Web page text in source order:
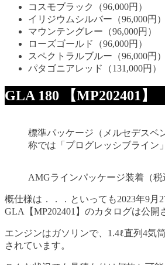
コスモブラック（96,000円）
イリジウムシルバー（96,000円）
マウンテングレー（96,000円）
ローズゴールド（96,000円）
スペクトラルブルー（96,000円）
パタゴニアレッド（131,000円）
GLA 180 【MP202401】
標準パッケージ（メルセデスベ
称では「プログレッシブライン
AMGラインパッケージ装着（税
概仕様は．．．といっても2023年9月
GLA【MP202401】のカタログは公開
エンジンはガソリンで、1.4ℓ直列4気
されています。